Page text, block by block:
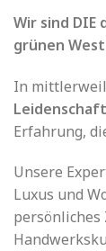
Wir sind
grünen
In
Leidenschaft
Erfahrung,
Unsere
Luxus und
persönliches